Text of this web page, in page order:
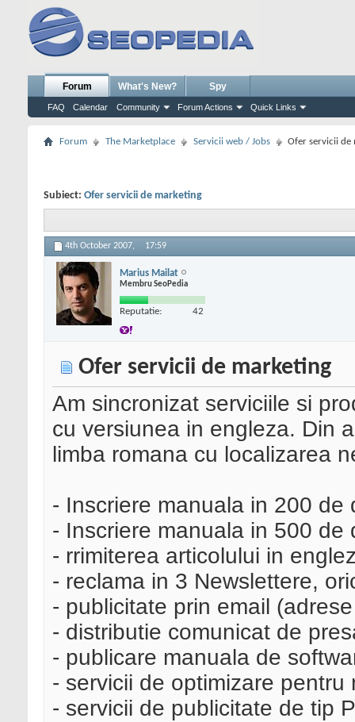
Forum
FAQ Calendar Community Forum Actions Quick Links
What's New? Spy
Forum The Marketplace Servicii web / Jobs Ofer servicii de
Subiect: Ofer servicii de marketing
4th October 2007, 17:59
Marius Mailat
Membru SeoPedia
Reputatie: 42
Ofer servicii de marketing
Am sincronizat serviciile si
cu versiunea in engleza. Din
limba romana cu localizarea
- Inscriere manuala in 200 de
- Inscriere manuala in 500 de
- rrimiterea articolului in
- reclama in 3 Newslettere,
- publicitate prin email
- distributie comunicat de
- publicare manuala de
- servicii de optimizare
- servicii de publicitate de tip